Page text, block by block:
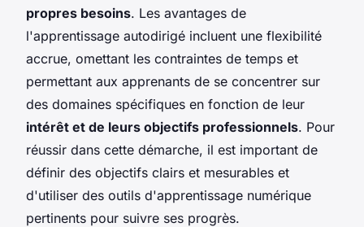
propres besoins. Les avantages de
l'apprentissage autodirigé incluent une flexibilité
accrue, omettant les contraintes de temps et
permettant aux apprenants de se concentrer sur
des domaines spécifiques en fonction de leur
intérêt et de leurs objectifs professionnels. Pour
réussir dans cette démarche, il est important de
définir des objectifs clairs et mesurables et
d'utiliser des outils d'apprentissage numérique
pertinents pour suivre ses progrès.